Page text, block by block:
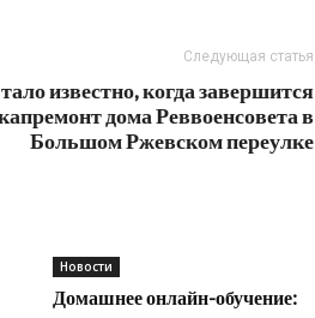
Следующая статья
известно, когда завершится
дома Реввоенсовета в
Большом Ржевском переулке
Новости
Домашнее онлайн-обучение: